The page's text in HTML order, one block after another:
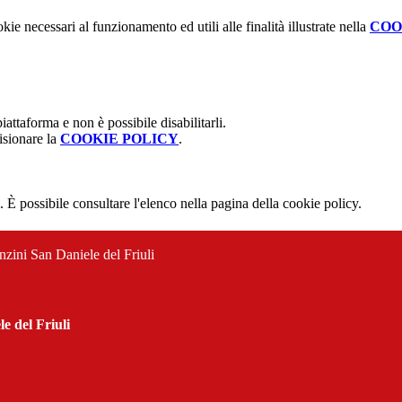
necessari al funzionamento ed utili alle finalità illustrate nella
e non è possibile disabilitarli.
la COOKIE POLICY.
possibile consultare l'elenco nella pagina della cookie policy.
San Daniele del Friuli
del Friuli